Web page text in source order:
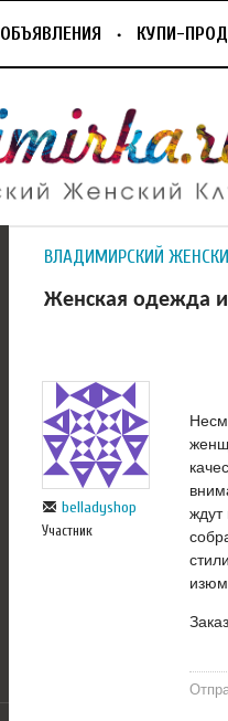
ОБЪЯВЛЕНИЯ КУПИ-
ВЛАДИМИРСКИЙ
Женская одежда
belladyshop
Участник